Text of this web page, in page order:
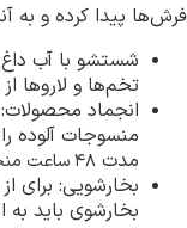
فرش‌ها پیدا کرده و به
شستشو با آب
تخم‌ها و لاروها
انجماد
منسوجات آلوده
مدت ۴۸ساعت
بخارشویی: برای
بخارشوی باید